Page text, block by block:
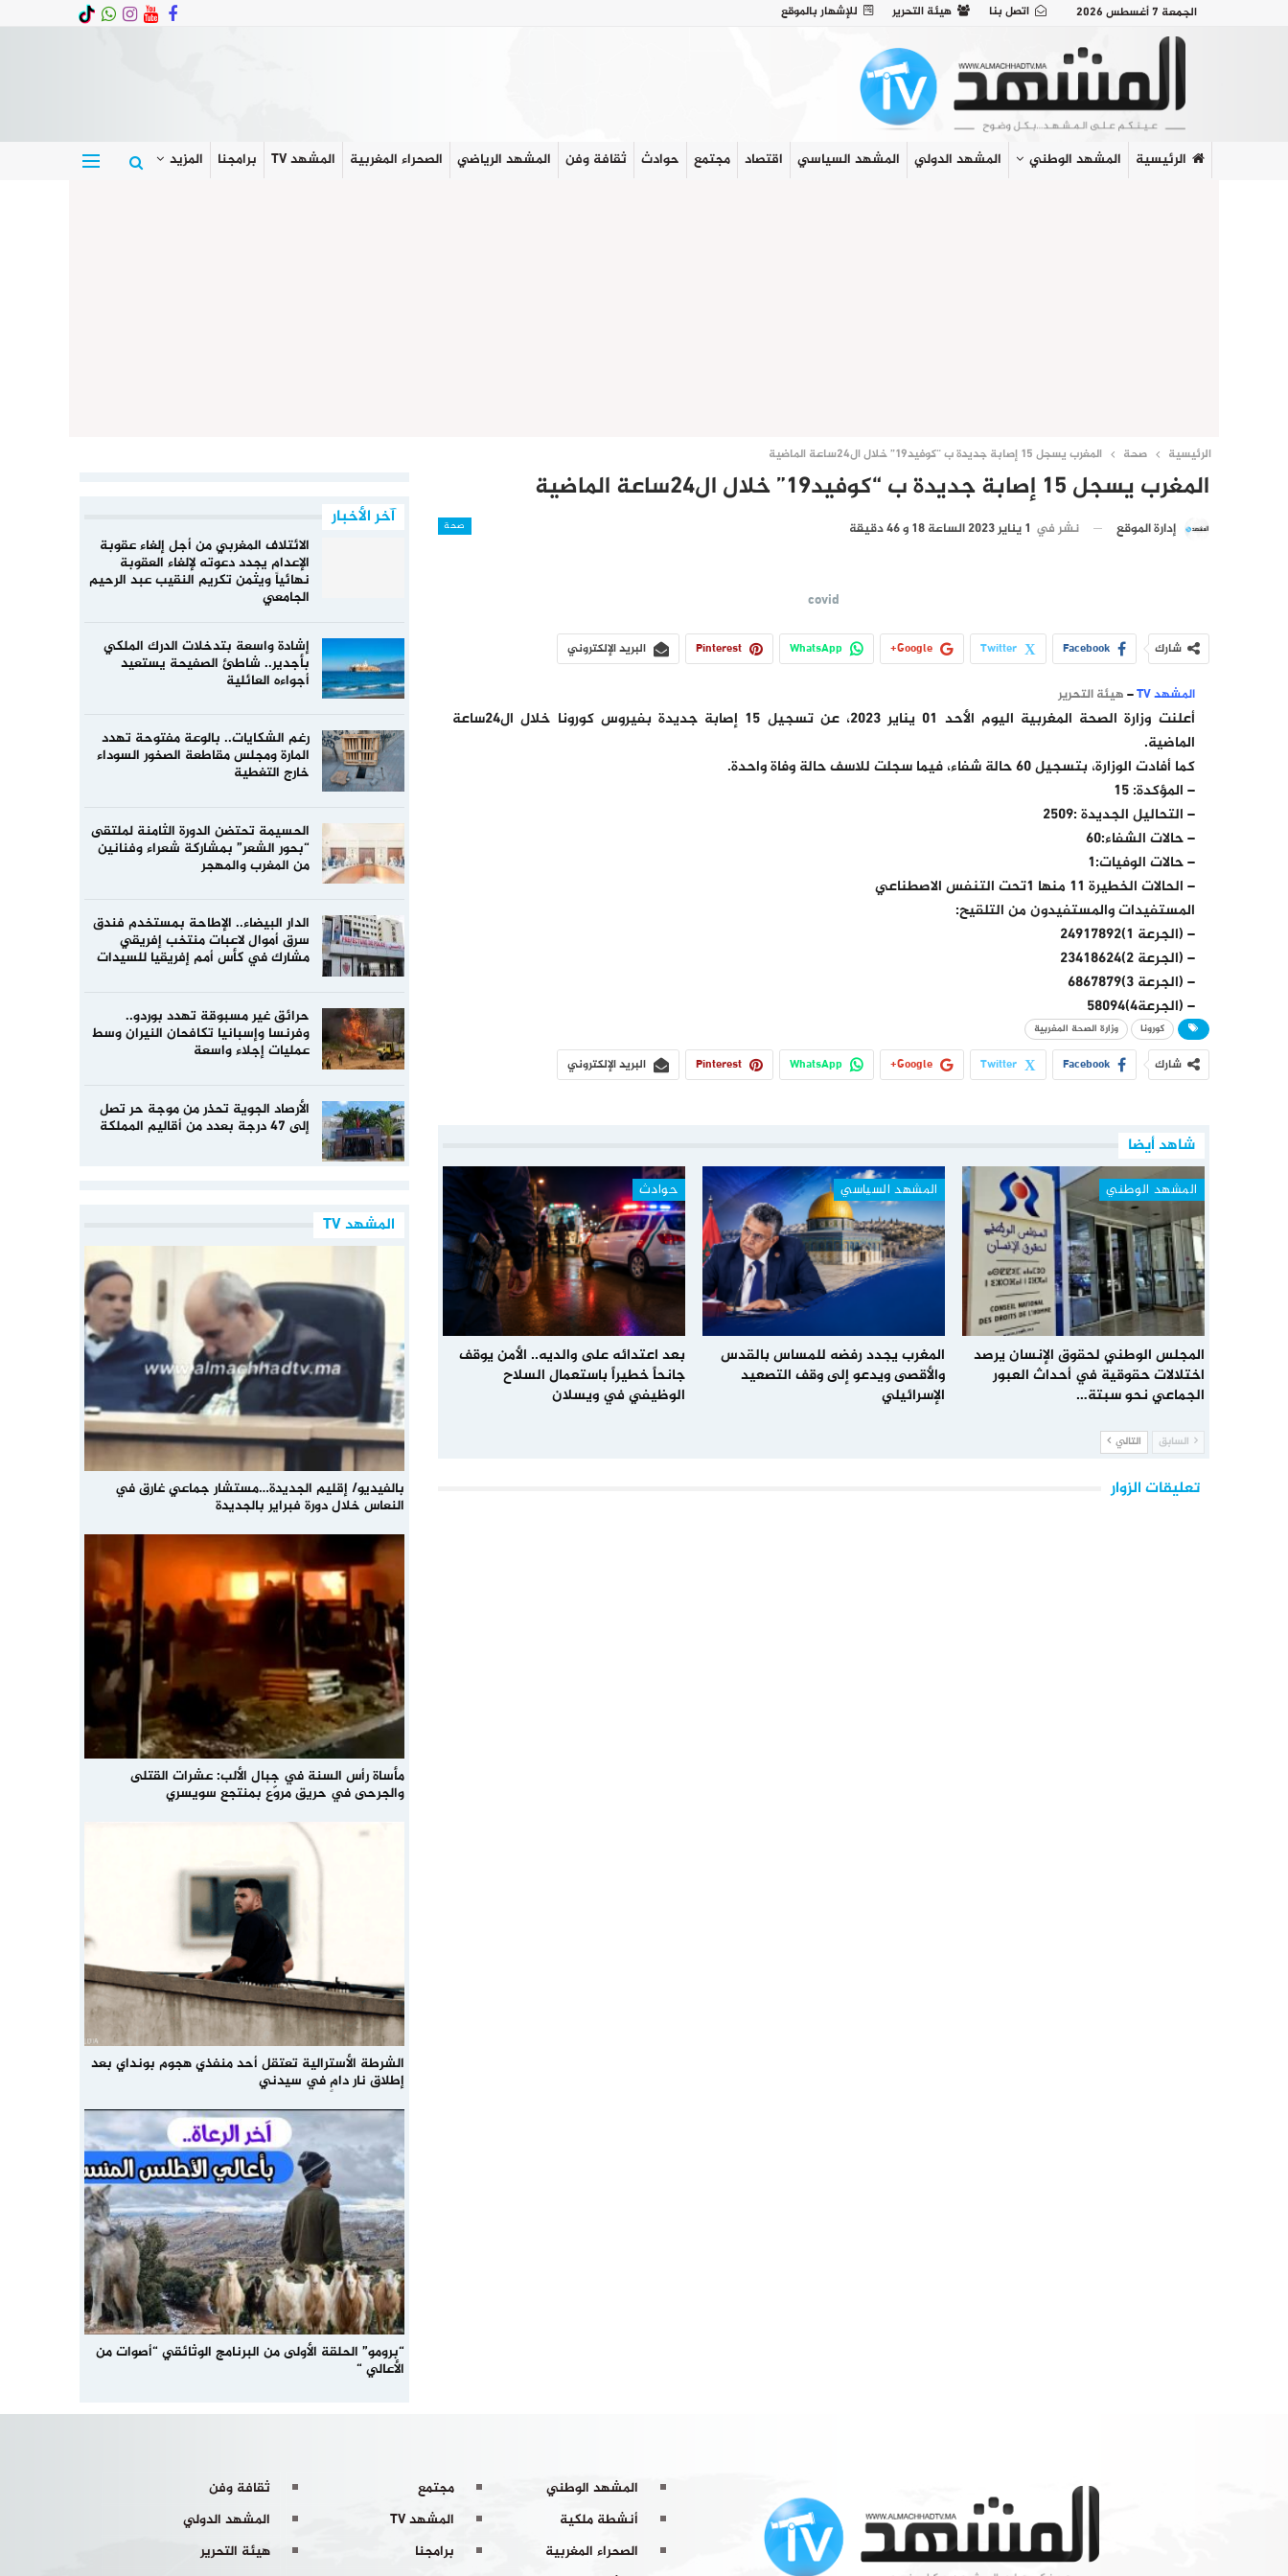
الجمعة 7 أغسطس 2026 اتصل بنا هيئة التحرير للإشهار بالموقع
الرئيسية المشهد الوطني المشهد الدولي المشهد السياسي اقتصاد مجتمع حوادث ثقافة وفن المشهد الرياضي الصحراء المغربية المشهد TV برامجنا المزيد
الرئيسية صحة المغرب يسجل 15 إصابة جديدة ب “كوفيد19” خلال ال24ساعة الماضية
المغرب يسجل 15 إصابة جديدة ب “كوفيد19” خلال ال24ساعة الماضية
صحة إدارة الموقع نشر في 1 يناير 2023 الساعة 18 و 46 دقيقة
covid
شارك Facebook
Twitter
Google+
WhatsApp
Pinterest البريد الإلكتروني
المشهد TV –هيئة التحرير
أعلنت وزارة الصحة المغربية اليوم الأحد 01 يناير 2023، عن تسجيل 15 إصابة جديدة بفيروس كورونا خلال ال24ساعة
الماضية.
كما أفادت الوزارة، بتسجيل 60 حالة شفاء، فيما سجلت للاسف حالة وفاة واحدة.
– المؤكدة: 15
– التحاليل الجديدة :2509
– حالات الشفاء:60
– حالات الوفيات:1
– الحالات الخطيرة 11 منها 1تحت التنفس الاصطناعي
المستفيدات والمستفيدون من التلقيح:
– (الجرعة 1)24917892
– (الجرعة 2)23418624
– (الجرعة 3)6867879
– (الجرعة4)58094
كورونا وزارة الصحة المغربية
شارك Facebook
Twitter
Google+
WhatsApp
Pinterest البريد الإلكتروني
شاهد أيضا
المشهد الوطني
المجلس الوطني لحقوق الإنسان يرصد
اختلالات حقوقية في أحداث العبور
الجماعي نحو سبتة…
المشهد السياسي
المغرب يجدد رفضه للمساس بالقدس
والأقصى ويدعو إلى وقف التصعيد
الإسرائيلي
حوادث
بعد اعتدائه على والديه.. الأمن يوقف
جانحاً خطيراً باستعمال السلاح
الوظيفي في ويسلان
السابق التالي
تعليقات الزوار
آخر الأخبار
الائتلاف المغربي من أجل إلغاء عقوبة
الإعدام يجدد دعوته لإلغاء العقوبة
نهائياً ويثمن تكريم النقيب عبد الرحيم
الجامعي
إشادة واسعة بتدخلات الدرك الملكي
بأجدير.. شاطئ الصفيحة يستعيد
أجواءه العائلية
رغم الشكايات.. بالوعة مفتوحة تهدد
المارة ومجلس مقاطعة الصخور السوداء
خارج التغطية
الحسيمة تحتضن الدورة الثامنة لملتقى
“بحور الشعر” بمشاركة شعراء وفنانين
من المغرب والمهجر
الدار البيضاء.. الإطاحة بمستخدم فندق
سرق أموال لاعبات منتخب إفريقي
مشارك في كأس أمم إفريقيا للسيدات
حرائق غير مسبوقة تهدد بوردو..
وفرنسا وإسبانيا تكافحان النيران وسط
عمليات إجلاء واسعة
الأرصاد الجوية تحذر من موجة حر تصل
إلى 47 درجة بعدد من أقاليم المملكة
المشهد TV
بالفيديو/ إقليم الجديدة…مستشار جماعي غارق في
النعاس خلال دورة فبراير بالجديدة
مأساة رأس السنة في جبال الألب: عشرات القتلى
والجرحى في حريق مروّع بمنتجع سويسري
الشرطة الأسترالية تعتقل أحد منفذي هجوم بونداي بعد
إطلاق نار دامٍ في سيدني
“برومو” الحلقة الأولى من البرنامج الوثائقي “أصوات من
الأعالي “
المشهد الوطني
أنشطة ملكية
الصحراء المغربية
مجتمع
المشهد TV
برامجنا
ثقافة وفن
المشهد الدولي
هيئة التحرير